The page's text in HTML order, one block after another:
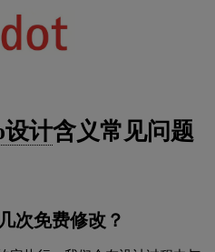
设计含义常见问题
次免费修改？